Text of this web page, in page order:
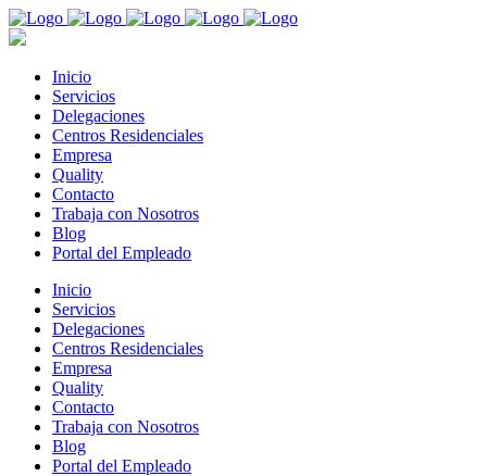
Inicio
Servicios
Delegaciones
Centros Residenciales
Empresa
Quality
Contacto
Trabaja con Nosotros
Blog
Portal del Empleado
Inicio
Servicios
Delegaciones
Centros Residenciales
Empresa
Quality
Contacto
Trabaja con Nosotros
Blog
Portal del Empleado